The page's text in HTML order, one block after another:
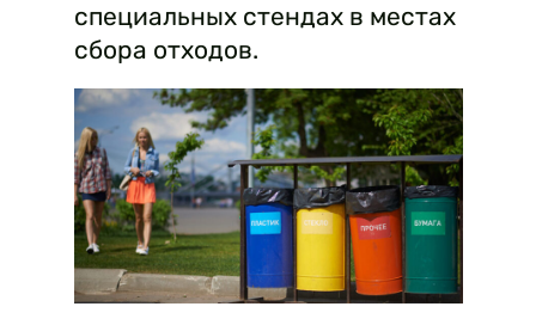
специальных стендах в местах
сбора отходов.